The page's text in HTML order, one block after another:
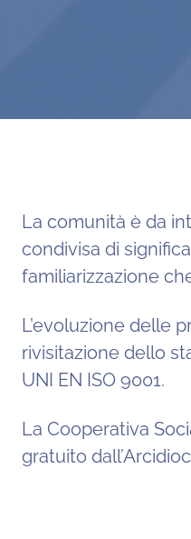
La comunità è da
condivisa di
familiarizzazione
L’evoluzione delle
rivisitazione dello
UNI EN ISO 9001.
La Cooperativa
gratuito